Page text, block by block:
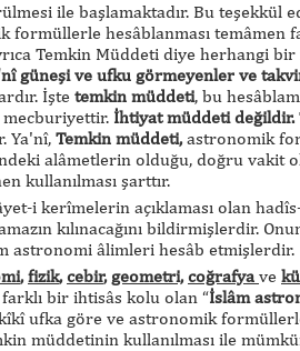
ile başlamaktadır. Bu teşekkül
hesâblanması temâmen
Temkin Müddeti diye herhangi bir
güneşi ve ufku görmeyenler ve
İşte temkin müddeti, bu
İhtiyat müddeti değildir.
Ya'nî, Temkin müddeti,astronomik
alâmetlerin olduğu, doğru vakit
kullanılması şarttır.
i kerîmelerin açıklaması olan
kılınacağını bildirmişlerdir.
astronomi âlimleri hesâb etmişlerdir.
,fizik,cebir, geometri, coğrafya ve
bir ihtisâs kolu olan “İslâm
ufka göre ve astronomik
müddetinin kullanılması ile